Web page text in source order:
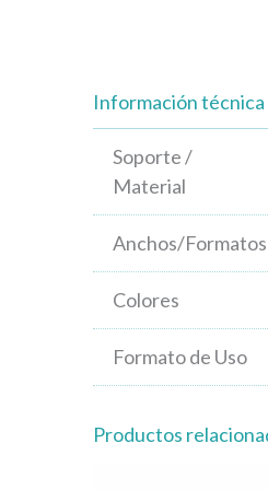
Información técnica
Soporte /
Material
Anchos/Formatos
Colores
Formato de Uso
Productos